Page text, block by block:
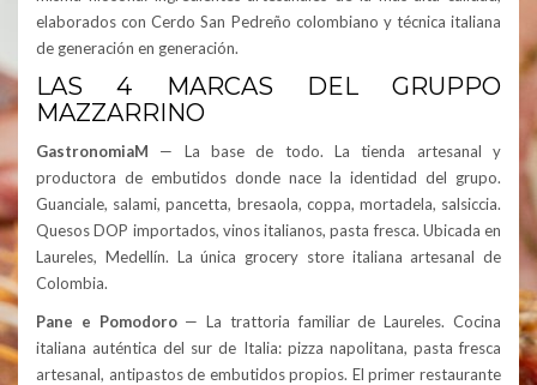
elaborados con Cerdo San Pedreño colombiano y técnica italiana
de generación en generación.
LAS 4 MARCAS DEL GRUPPO
MAZZARRINO
GastronomiaM — La base de todo. La tienda artesanal y
productora de embutidos donde nace la identidad del grupo.
Guanciale, salami, pancetta, bresaola, coppa, mortadela, salsiccia.
Quesos DOP importados, vinos italianos, pasta fresca. Ubicada en
Laureles, Medellín. La única grocery store italiana artesanal de
Colombia.
Pane e Pomodoro— La trattoria familiar de Laureles. Cocina
italiana auténtica del sur de Italia: pizza napolitana, pasta fresca
artesanal, antipastos de embutidos propios. El primer restaurante